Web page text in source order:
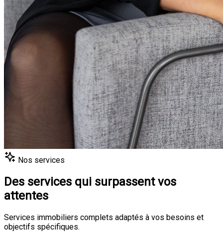
Nos services
Des services qui surpassent vos
attentes
Services immobiliers complets adaptés à vos besoins et
objectifs spécifiques.